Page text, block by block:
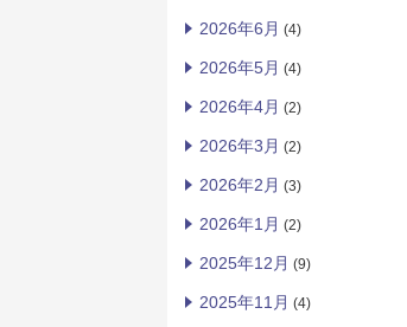
2026年6月 (4)
2026年5月 (4)
2026年4月 (2)
2026年3月 (2)
2026年2月 (3)
2026年1月 (2)
2025年12月 (9)
2025年11月 (4)